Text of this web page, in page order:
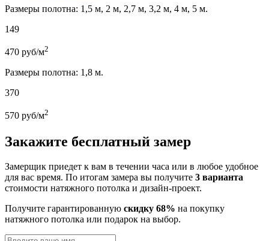
Размеры полотна: 1,5 м, 2 м, 2,7 м, 3,2 м, 4 м, 5 м.
149
470 руб/м2
Размеры полотна: 1,8 м.
370
570 руб/м2
Закажите бесплатный замер
Замерщик приедет к вам в течении часа или в любое удобное
для вас время. По итогам замера вы получите 3 варианта
стоимости натяжного потолка и дизайн-проект.
Получите гарантированную скидку 68% на покупку
натяжного потолка или подарок на выбор.